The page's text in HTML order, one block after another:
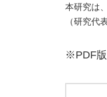
本研究は
（研究代
※PDF